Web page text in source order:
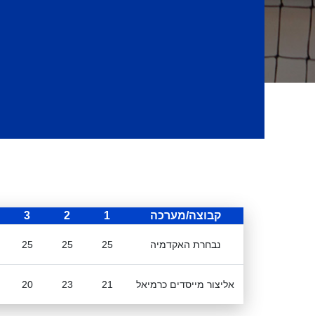
קבוצה/מערכה 1
2
3
נבחרת האקדמיה 25
25
25
אליצור מייסדים כרמיאל 21
23
20